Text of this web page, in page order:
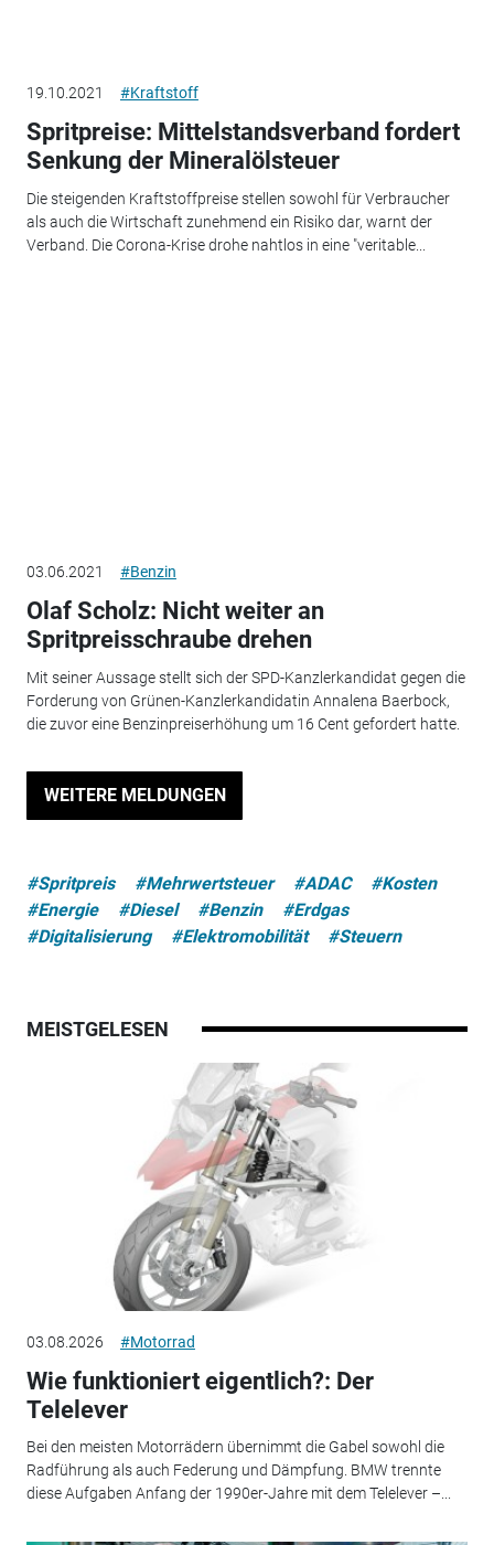
19.10.2021 #Kraftstoff
Spritpreise: Mittelstandsverband fordert
Senkung der Mineralölsteuer
Die steigenden Kraftstoffpreise stellen sowohl für Verbraucher
als auch die Wirtschaft zunehmend ein Risiko dar, warnt der
Verband. Die Corona-Krise drohe nahtlos in eine "veritable...
03.06.2021 #Benzin
Olaf Scholz: Nicht weiter an
Spritpreisschraube drehen
Mit seiner Aussage stellt sich der SPD-Kanzlerkandidat gegen die
Forderung von Grünen-Kanzlerkandidatin Annalena Baerbock,
die zuvor eine Benzinpreiserhöhung um 16 Cent gefordert hatte.
WEITERE MELDUNGEN
#Spritpreis #Mehrwertsteuer #ADAC
#Kosten
#Energie
#Diesel #Benzin
#Erdgas
#Digitalisierung
#Elektromobilität #Steuern
MEISTGELESEN
03.08.2026 #Motorrad
Wie funktioniert eigentlich?: Der
Telelever
Bei den meisten Motorrädern übernimmt die Gabel sowohl die
Radführung als auch Federung und Dämpfung. BMW trennte
diese Aufgaben Anfang der 1990er-Jahre mit dem Telelever –...